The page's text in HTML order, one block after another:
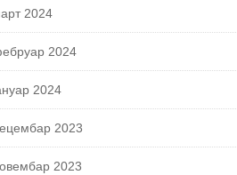
2024
2024
2024
2023
2023